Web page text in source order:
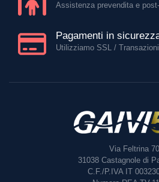
Assistenza prevendita e
Pagamenti in
Utilizziamo SSL /
Via Feltrina 70
31038 Castagnole di
C.F./P.IVA IT